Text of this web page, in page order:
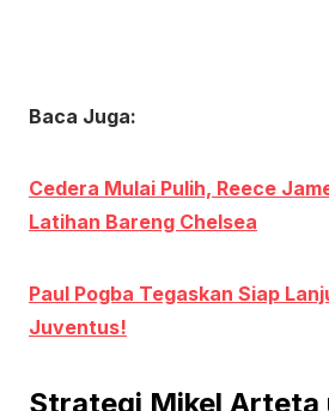
Baca Juga:
Cedera Mulai Pulih, Reece
Latihan Bareng Chelsea
Paul Pogba Tegaskan Siap
Juventus!
Strategi Mikel Arteta